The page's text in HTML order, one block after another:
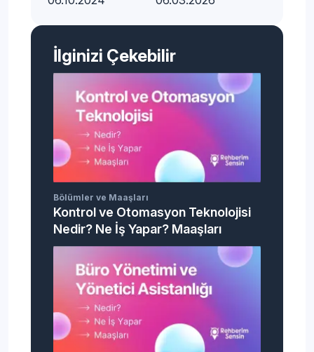
İlginizi Çekebilir
Bölümler ve Maaşları
Kontrol ve Otomasyon Teknolojisi
Nedir? Ne İş Yapar? Maaşları